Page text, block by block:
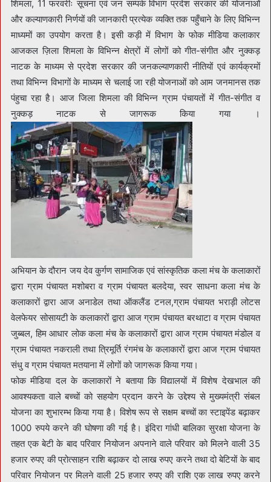
शिमला, 11 फरवरीः सूचना एवं जन सम्पर्क विभाग प्रदेश सरकार की योजनाओं
और कल्याणकारी निर्णयों की जानकारी प्रत्येक व्यक्ति तक पहुँचाने के लिए विभिन्न
माध्यमों का उपयोग करता है। इसी कड़ी में विभाग के फोक मीडिया कलाकार
आजकल ज़िला शिमला के विभिन्न क्षेत्रों में लोगों को गीत-संगीत और नुक्कड़
नाटक के माध्यम से प्रदेश सरकार की जनकल्याणकारी नीतियों एवं कार्यक्रमों
तथा विभिन्न विभागों के माध्यम से चलाई जा रही योजनाओं को आम जनमानस तक
पंहुचा रहा है। आज जिला शिमला की विभिन्न ग्राम पंचायतों में गीत-संगीत व
नुक्कड़ नाटक से जागरूक किया गया ।
अभियान के दौरान जय देव कुर्गण सामाजिक एवं सांस्कृतिक कला मंच के कलाकारों
द्वारा ग्राम पंचायत मशोबरा व ग्राम पंचायत बलदेया, स्वर साधना कला मंच के
कलाकारों द्वारा आज अनाडेल तथा ऑकलैंड टनल,ग्राम पंचायत भराड़ी लोटस
वेलफेयर सोसायटी के कलाकारों द्वारा आज ग्राम पंचायत बरथाटा व ग्राम पंचायत
जुब्बल, हिम आधार लोक कला मंच के कलाकारों द्वारा आज ग्राम पंचायत मंडोल व
ग्राम पंचायत नकराली तथा त्रिमूर्ति रंगमंच के कलाकारों द्वारा आज ग्राम पंचायत
संधु व ग्राम पंचायत मतयाना में लोगों को जागरूक किया गया।
फोक मीडिया दल के कलाकारों ने बताया कि विद्यालयों में विशेष देखभाल की
आवश्यकता वाले बच्चों को सहयोग प्रदान करने के उद्देश्य से मुख्यमंत्री संबल
योजना का शुभारम्भ किया गया है। विशेष रूप से सक्षम बच्चों का स्टाइपेंड बढ़ाकर
1000 रुपये करने की घोषणा की गई है। इंदिरा गांधी बालिका सुरक्षा योजना के
तहत एक बेटी के बाद परिवार नियोजन अपनाने वाले परिवार को मिलने वाली 35
हजार रुपए की प्रोत्साहन राशि बढ़ाकर दो लाख रुपए करने तथा दो बेटियों के बाद
परिवार नियोजन पर मिलने वाली 25 हजार रुपए की राशि एक लाख रुपए करने